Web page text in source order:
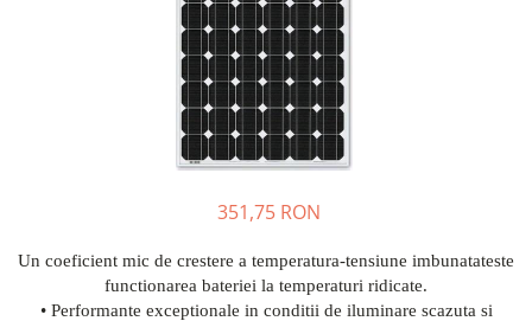
351,75 RON
Un coeficient mic de crestere a temperatura-tensiune imbunatateste
functionarea bateriei la temperaturi ridicate.
• Performante exceptionale in conditii de iluminare scazuta si